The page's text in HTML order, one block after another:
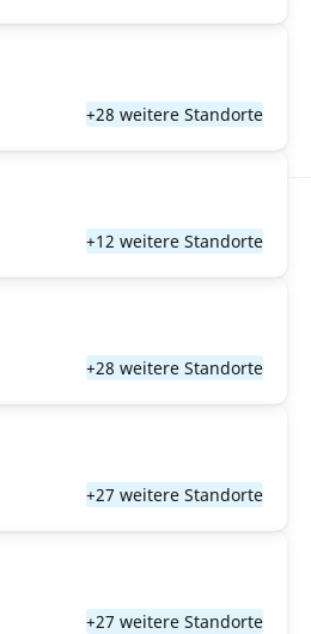
+28 weitere Standorte
+12 weitere Standorte
+28 weitere Standorte
+27 weitere Standorte
+27 weitere Standorte